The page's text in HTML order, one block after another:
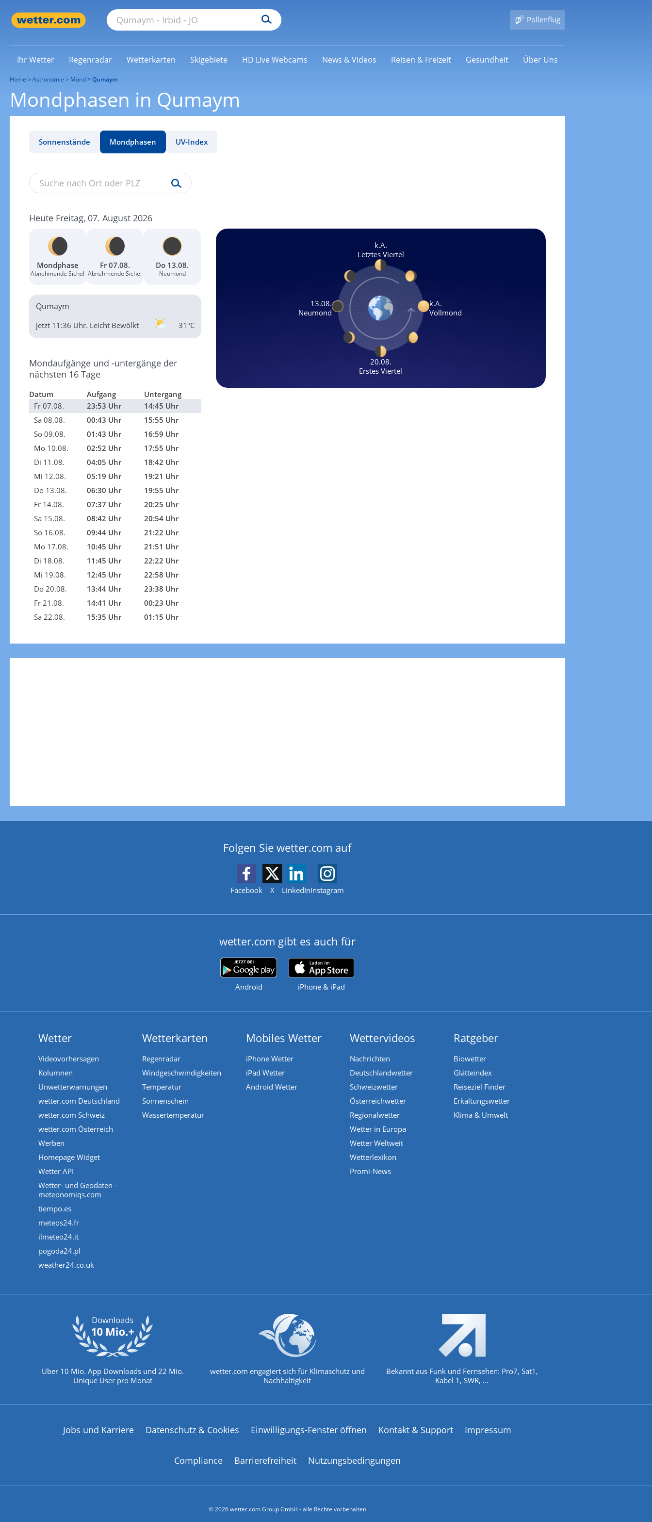
Pollenflug
Ihr Wetter Regenradar Wetterkarten Skigebiete HD Live Webcams News & Videos Reisen & Freizeit Gesundheit Über Uns
Home Astronomie Mond Qumaym
Mondphasen in Qumaym
Sonnenstände Mondphasen UV-Index
Heute Freitag, 07. August 2026
Mondphase
Abnehmende Sichel
Fr 07.08.
Abnehmende Sichel
Do 13.08.
Neumond
Qumaym
31°C
jetzt 11:36 Uhr. Leicht Bewölkt
Mondaufgänge und -untergänge der
nächsten 16 Tage
Datum Aufgang
Untergang
Fr 07.08.
23:53 Uhr
14:45 Uhr
Sa 08.08.
00:43 Uhr
15:55 Uhr
So 09.08.
01:43 Uhr
16:59 Uhr
Mo 10.08.
02:52 Uhr
17:55 Uhr
Di 11.08.
04:05 Uhr
18:42 Uhr
Mi 12.08.
05:19 Uhr
19:21 Uhr
Do 13.08.
06:30 Uhr
19:55 Uhr
Fr 14.08.
07:37 Uhr
20:25 Uhr
Sa 15.08.
08:42 Uhr
20:54 Uhr
So 16.08.
09:44 Uhr
21:22 Uhr
Mo 17.08.
10:45 Uhr
21:51 Uhr
Di 18.08.
11:45 Uhr
22:22 Uhr
Mi 19.08.
12:45 Uhr
22:58 Uhr
Do 20.08.
13:44 Uhr
23:38 Uhr
Fr 21.08.
14:41 Uhr
00:23 Uhr
Sa 22.08.
15:35 Uhr 01:15 Uhr
k.A.
Letztes Viertel
13.08.
Neumond
k.A.
Vollmond
20.08.
Erstes Viertel
Folgen Sie wetter.com auf
Facebook X LinkedInInstagram
wetter.com gibt es auch für
Android iPhone & iPad
Wetter
Videovorhersagen
Kolumnen
Unwetterwarnungen
wetter.com Deutschland
wetter.com Schweiz
wetter.com Österreich
Werben
Homepage Widget
Wetter API
Wetter- und Geodaten -
meteonomiqs.com
tiempo.es
meteos24.fr
ilmeteo24.it
pogoda24.pl
weather24.co.uk
Wetterkarten
Regenradar
Windgeschwindigkeiten
Temperatur
Sonnenschein
Wassertemperatur
Mobiles Wetter
iPhone Wetter
iPad Wetter
Android Wetter
Wettervideos
Nachrichten
Deutschlandwetter
Schweizwetter
Österreichwetter
Regionalwetter
Wetter in Europa
Wetter Weltweit
Wetterlexikon
Promi-News
Ratgeber
Biowetter
Glätteindex
Reiseziel Finder
Erkältungswetter
Klima & Umwelt
Über 10 Mio. App Downloads und 22 Mio.
Unique User pro Monat
wetter.com engagiert sich für Klimaschutz und
Nachhaltigkeit
Bekannt aus Funk und Fernsehen: Pro7, Sat1,
Kabel 1, SWR, ...
Jobs und Karriere Datenschutz & Cookies Einwilligungs-Fenster öffnen Kontakt & Support Impressum
Compliance Barrierefreiheit Nutzungsbedingungen
© 2026 wetter.com Group GmbH - alle Rechte vorbehalten